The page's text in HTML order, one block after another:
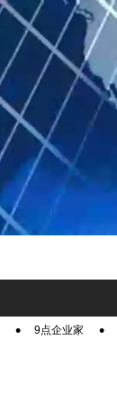
9点企业家